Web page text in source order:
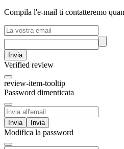
Compila l'e-mail ti contatteremo
Invia
Verified review
review-item-tooltip
Password dimenticata
Invia
Modifica la password